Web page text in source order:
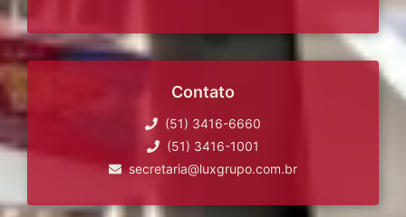
Contato
(51) 3416-6660
(51) 3416-1001
secretaria@luxgrupo.com.br